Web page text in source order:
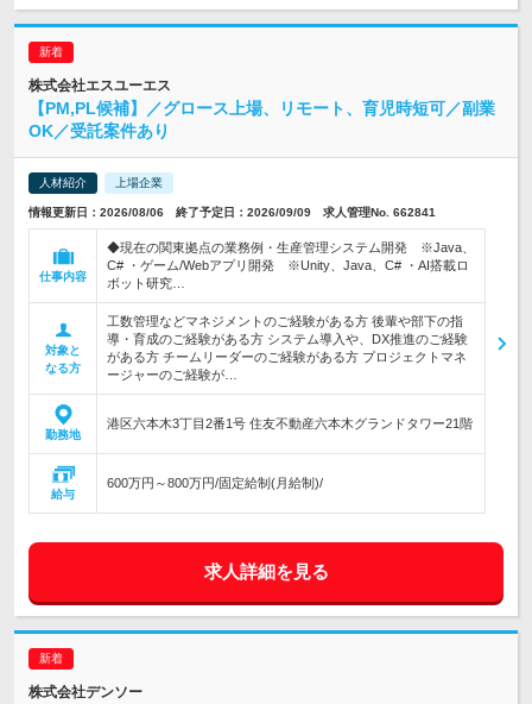
株式会社エスユーエス
【PM,PL候補】／グロース上場、リモート、育児時短可／副業
OK／受託案件あり
人材紹介 上場企業
情報更新日：2026/08/06 終了予定日：2026/09/09 求人管理No. 662841
仕事内容
◆現在の関東拠点の業務例・生産管理システム開発 ※Java、
C# ・ゲーム/Webアプリ開発 ※Unity、Java、C# ・AI搭載ロ
ボット研究…
対象と
なる方
工数管理などマネジメントのご経験がある方 後輩や部下の指
導・育成のご経験がある方 システム導入や、DX推進のご経験
がある方 チームリーダーのご経験がある方 プロジェクトマネ
ージャーのご経験が…
勤務地
港区六本木3丁目2番1号 住友不動産六本木グランドタワー21階
給与
600万円～800万円/固定給制(月給制)/
求人詳細を見る
株式会社デンソー